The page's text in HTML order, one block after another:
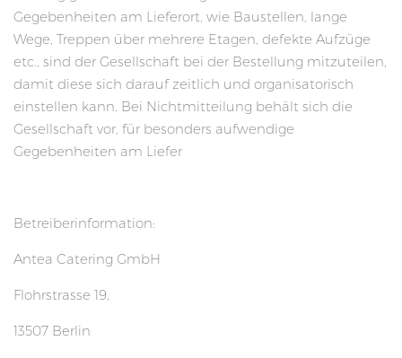
Gegebenheiten am Lieferort, wie Baustellen, lange
Wege, Treppen über mehrere Etagen, defekte Aufzüge
etc., sind der Gesellschaft bei der Bestellung mitzuteilen,
damit diese sich darauf zeitlich und organisatorisch
einstellen kann. Bei Nichtmitteilung behält sich die
Gesellschaft vor, für besonders aufwendige
Gegebenheiten am Liefer
Betreiberinformation:
Antea Catering GmbH
Flohrstrasse 19,
13507 Berlin